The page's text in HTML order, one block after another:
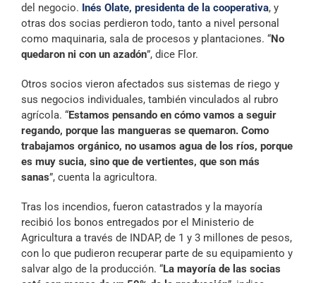
del negocio. Inés Olate, presidenta de la cooperativa, y
otras dos socias perdieron todo, tanto a nivel personal
como maquinaria, sala de procesos y plantaciones. “No
quedaron ni con un azadón”, dice Flor.
Otros socios vieron afectados sus sistemas de riego y
sus negocios individuales, también vinculados al rubro
agrícola. “Estamos pensando en cómo vamos a seguir
regando, porque las mangueras se quemaron. Como
trabajamos orgánico, no usamos agua de los ríos, porque
es muy sucia, sino que de vertientes, que son más
sanas”, cuenta la agricultora.
Tras los incendios, fueron catastrados y la mayoría
recibió los bonos entregados por el Ministerio de
Agricultura a través de INDAP, de 1 y 3 millones de pesos,
con lo que pudieron recuperar parte de su equipamiento y
salvar algo de la producción. “La mayoría de las socias